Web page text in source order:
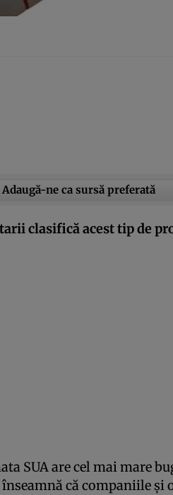
Adaugă-ne ca sursă preferată
clasifică acest tip de
SUA are cel mai mare
înseamnă că companiile și